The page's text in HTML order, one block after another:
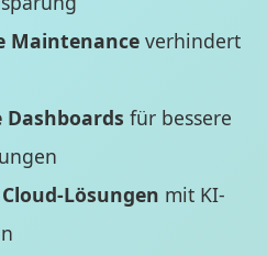
Maintenanceverhindert
Dashboards für bessere
Lösungen mit KI-